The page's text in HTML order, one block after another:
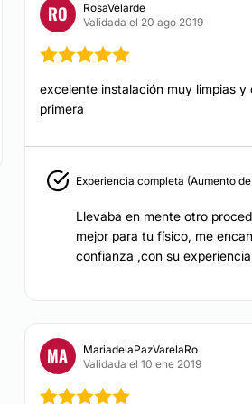
mamario,
corrección de
de pectoral con
lipoescultura,
de glúteo y cadera
de implantes de
de flacidez en
estética genital,
botulínica con fines
y manos, aplicación
de ptosis
cirugía de mano,
RO
RosaVelarde
Validada el 20 ago 2019
excelente instalación muy limpias
primera
Experiencia completa (Aumento
Llevaba en mente otro
mejor para tu físico, me
confianza ,con su
MA
MariadelaPazVarelaRo
Validada el 10 ene 2019